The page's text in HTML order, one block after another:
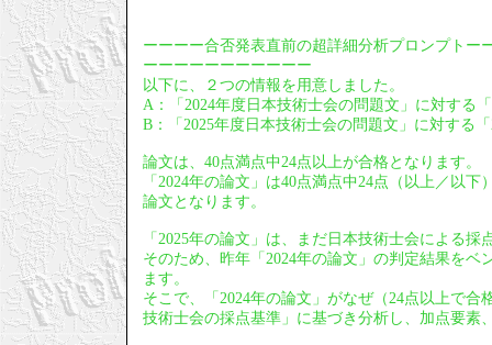
ーーーー合否発表直前の超詳細分析プロンプト
ーーーーーーーーーーー
以下に、２つの情報を用意しました。
A：「2024年度日本技術士会の問題文」に対する
B：「2025年度日本技術士会の問題文」に対する
論文は、40点満点中24点以上が合格となります。
「2024年の論文」は40点満点中24点（以上／以
論文となります。
「2025年の論文」は、まだ日本技術士会による採
そのため、昨年「2024年の論文」の判定結果を
ます。
そこで、「2024年の論文」がなぜ（24点以上で
技術士会の採点基準」に基づき分析し、加点要素